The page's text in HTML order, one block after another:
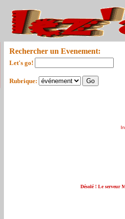
Rechercher un Evenement:
Let's go!
Rubrique:
Désolé ! Le serveur